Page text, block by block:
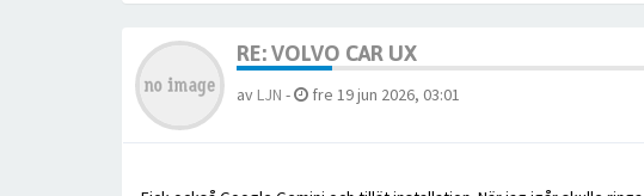
RE: VOLVO CAR UX
av LJN - fre 19 jun 2026, 03:01